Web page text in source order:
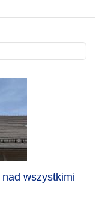
wszystkimi